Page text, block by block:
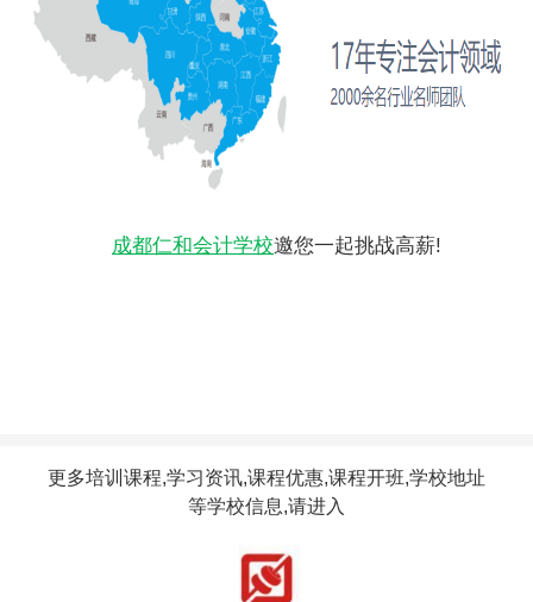
成都仁和会计学校邀您一起挑战高薪!
更多培训课程,学习资讯,课程优惠,课程开班,学校地址
等学校信息,请进入